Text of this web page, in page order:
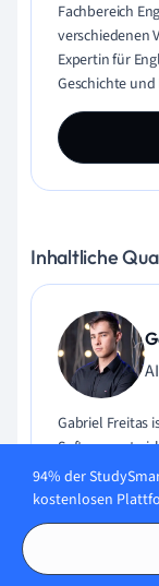
Fachbereich
verschiedenen
Expertin für
Geschichte
Inhaltliche
Gabriel Freitas
generativer KI,
Sprachmodelle
Universität von
seinen MSc in
94% der
kostenlosen